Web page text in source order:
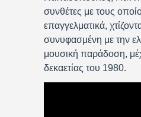
συνθέτες με τους
επαγγελματικά,
συνυφασμένη με την
μουσική παράδοση,
δεκαετίας του 1980.